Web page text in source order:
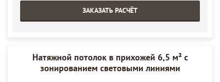
ЗАКАЗАТЬ РАСЧЁТ
Натяжной потолок в прихожей 6,5 м² с
зонированием световыми линиями